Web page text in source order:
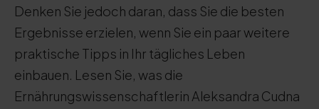
Denken Sie jedoch daran, dass Sie die besten
Ergebnisse erzielen, wenn Sie ein paar weitere
praktische Tipps in Ihr tägliches Leben
einbauen. Lesen Sie, was die
Ernährungswissenschaftlerin Aleksandra Cudna